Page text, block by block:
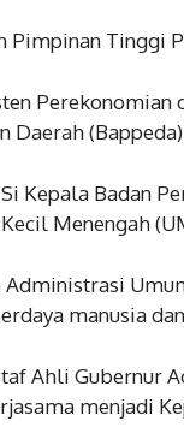
Pimpinan Tinggi
Daerah
Kepala Badan
Menengah
manusia
Ahli Gubernur
menjadi